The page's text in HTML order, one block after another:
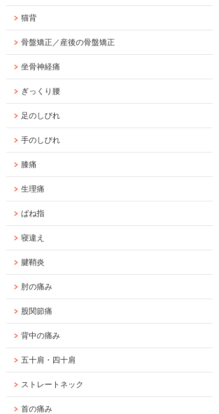
猫背
骨盤矯正／産後の骨盤矯正
坐骨神経痛
ぎっくり腰
足のしびれ
手のしびれ
膝痛
生理痛
ばね指
寝違え
腱鞘炎
肘の痛み
股関節痛
背中の痛み
五十肩・四十肩
ストレートネック
首の痛み